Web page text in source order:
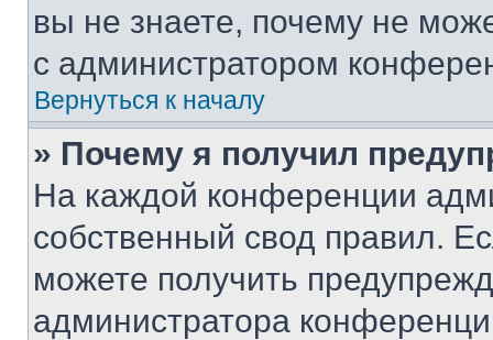
вы не знаете, почему не
с администратором
Вернуться к началу
» Почему я получил
На каждой конференции
собственный свод правил.
можете получить
администратора